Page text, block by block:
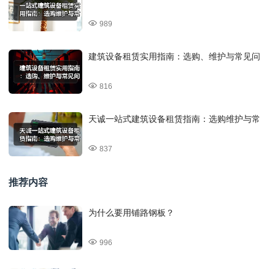
989
建筑设备租赁实用指南：选购、维护与常见问
816
天诚一站式建筑设备租赁指南：选购维护与常
837
推荐内容
为什么要用铺路钢板？
996